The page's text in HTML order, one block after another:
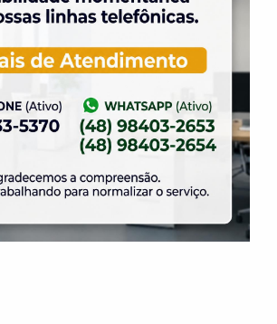
da taxa de adesão foi prorrogada
Agosto.
na ELASE, venha se divertir com